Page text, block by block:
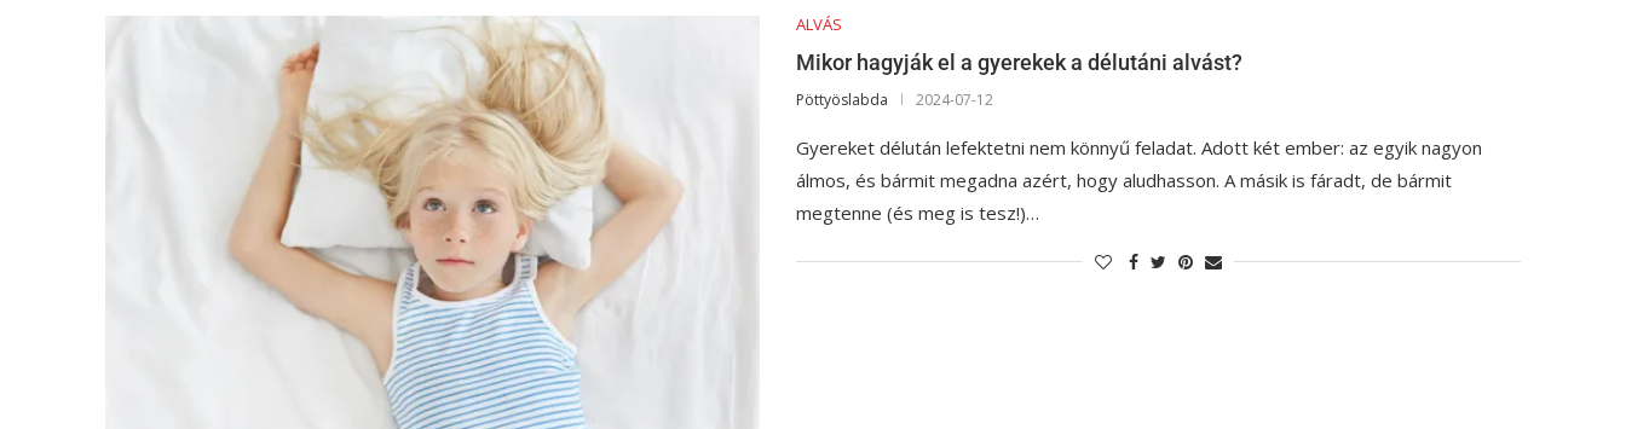
ALVÁS
Mikor hagyják el a gyerekek a délutáni alvást?
Pöttyöslabda 2024-07-12
Gyereket délután lefektetni nem könnyű feladat. Adott két ember: az egyik nagyon
álmos, és bármit megadna azért, hogy aludhasson. A másik is fáradt, de bármit
megtenne (és meg is tesz!)…